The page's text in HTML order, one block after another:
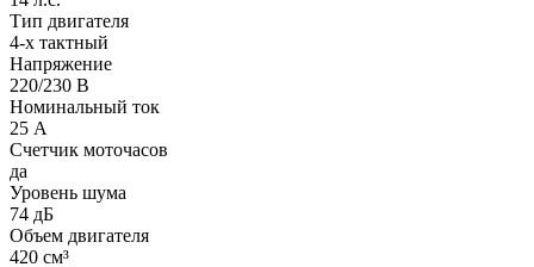
Тип двигателя
4-х тактный
Напряжение
220/230 В
Номинальный ток
25 А
Счетчик моточасов
да
Уровень шума
74 дБ
Объем двигателя
420 см³